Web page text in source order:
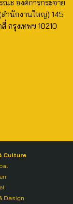
ณะ องค์การกระจาย
สำนักงานใหญ่) 145
กรุงเทพฯ 10210
Culture
Design